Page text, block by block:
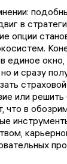
в
опции
единое
и сразу
или
что в